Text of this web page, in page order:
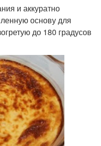
и аккуратно
основу для
до 180 градусов